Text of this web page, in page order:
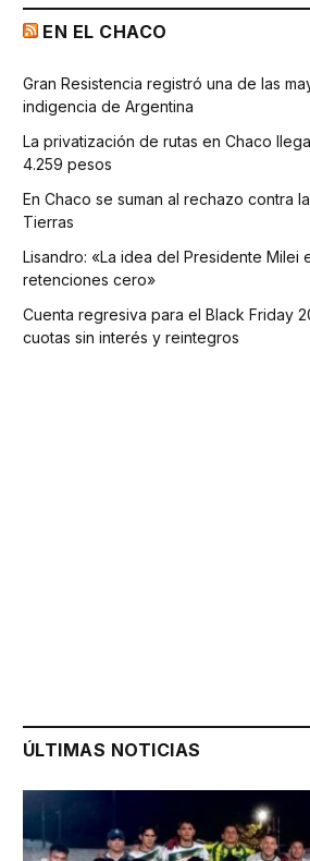
EN EL CHACO
Gran Resistencia registró una de las
indigencia de Argentina
La privatización de rutas en Chaco
4.259 pesos
En Chaco se suman al rechazo contra
Tierras
Lisandro: «La idea del Presidente Milei
retenciones cero»
Cuenta regresiva para el Black Friday
cuotas sin interés y reintegros
ÚLTIMAS NOTICIAS